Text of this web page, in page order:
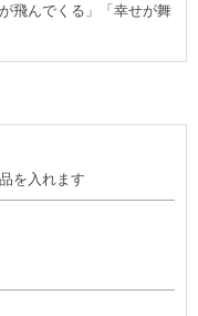
飛んでくる」「幸せが舞
を入れます